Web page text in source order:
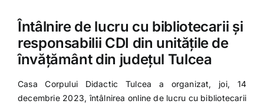
Întâlnire de lucru cu bibliotecarii și
responsabilii CDI din unitățile de
învățământ din județul Tulcea
Casa Corpului Didactic Tulcea a organizat, joi, 14
decembrie 2023, întâlnirea online de lucru cu bibliotecarii